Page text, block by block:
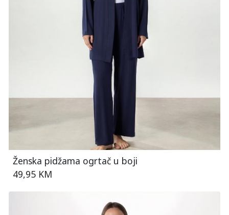
Ženska pidžama ogrtač u boji
49,95 KM